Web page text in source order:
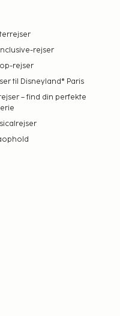
rejser
rejser
til Disneyland® Paris
– find din perfekte